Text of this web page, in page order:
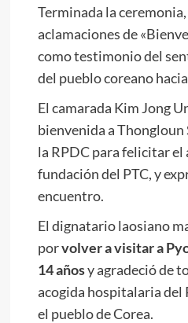
Terminada la
aclamaciones de
como testimonio del
del pueblo coreano
El camarada Kim Jong
bienvenida a
la RPDC para felicitar el
fundación del PTC, y
encuentro.
El dignatario laosiano
porvolver a visitar a
14 añosy agradeció de
acogida hospitalaria del
el pueblo de Corea.